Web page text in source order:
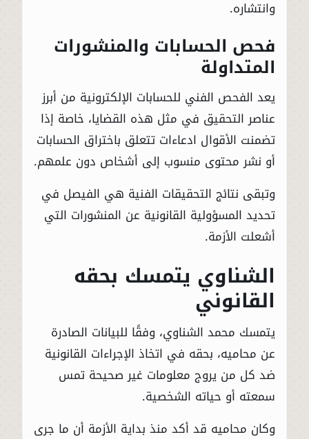
وانتشاره.
فحص الحسابات والمنشورات
المتداولة
يعد الفحص الفني للحسابات الإلكترونية من أبرز
عناصر التحقيق في مثل هذه القضايا، خاصة إذا
تضمنت الأقوال ادعاءات تتعلق باختراق الحسابات
أو نشر محتوى منسوب إلى أشخاص دون علمهم.
وتبقى نتائج التحقيقات الفنية هي الفيصل في
تحديد المسؤولية القانونية عن المنشورات التي
أشعلت الأزمة.
الشناوي يتمسك بحقه
القانوني
يتمسك محمد الشناوي، وفقًا للبيانات الصادرة
عن محاميه، بحقه في اتخاذ الإجراءات القانونية
ضد كل من يروج معلومات غير صحيحة تمس
سمعته أو حياته الشخصية.
وكان محاميه قد أكد منذ بداية الأزمة أن ما جرى